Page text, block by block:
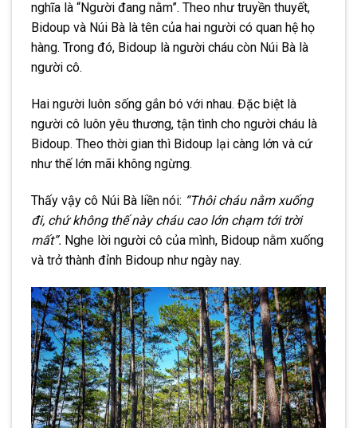
nghĩa là “Người đang nằm”. Theo như truyền thuyết,
Bidoup và Núi Bà là tên của hai người có quan hệ họ
hàng. Trong đó, Bidoup là người cháu còn Núi Bà là
người cô.
Hai người luôn sống gắn bó với nhau. Đặc biệt là
người cô luôn yêu thương, tận tình cho người cháu là
Bidoup. Theo thời gian thì Bidoup lại càng lớn và cứ
như thế lớn mãi không ngừng.
Thấy vậy cô Núi Bà liền nói: “Thôi cháu nằm xuống
đi, chứ không thế này cháu cao lớn chạm tới trời
mất”. Nghe lời người cô của mình, Bidoup nằm xuống
và trở thành đỉnh Bidoup như ngày nay.